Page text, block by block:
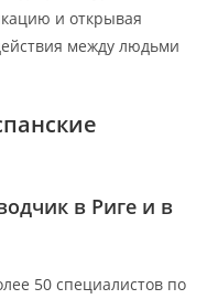
и открывая
между людьми
в Риге и в
50 специалистов по